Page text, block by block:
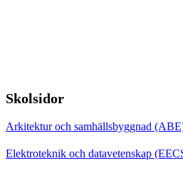
Skolsidor
Arkitektur och samhällsbyggnad
Elektroteknik och datavetenskap